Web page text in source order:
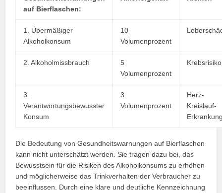
auf Bierflaschen:
1. Übermäßiger
Alkoholkonsum
10
Volumenprozent
2. Alkoholmissbrauch
5
Volumenprozent
Krebsrisiko
3.
Verantwortungsbewusster
Konsum
3
Volumenprozent
Herz-
Kreislauf-
Die Bedeutung von Gesundheitswarnungen auf Bierflaschen
kann nicht unterschätzt werden. Sie tragen dazu bei, das
Bewusstsein für die Risiken des Alkoholkonsums zu erhöhen
und möglicherweise das Trinkverhalten der Verbraucher zu
beeinflussen. Durch eine klare und deutliche Kennzeichnung